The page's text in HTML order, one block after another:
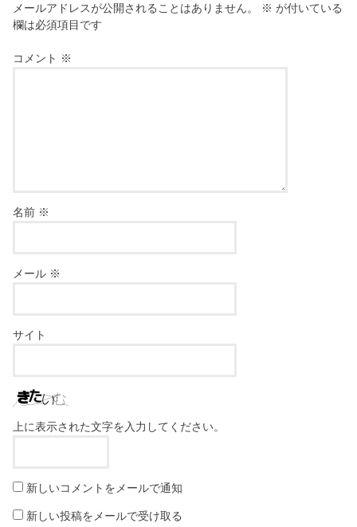
メールアドレスが公開されることはありません。 ※ が付いている
欄は必須項目です
コメント ※
名前 ※
メール ※
サイト
上に表示された文字を入力してください。
新しいコメントをメールで通知
新しい投稿をメールで受け取る